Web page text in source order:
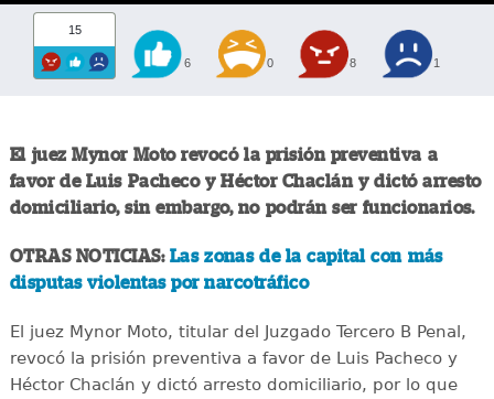
15
6 0 8 1
El juez Mynor Moto revocó la prisión preventiva a
favor de Luis Pacheco y Héctor Chaclán y dictó arresto
domiciliario, sin embargo, no podrán ser funcionarios.
OTRAS NOTICIAS: Las zonas de la capital con más
disputas violentas por narcotráfico
El juez Mynor Moto, titular del Juzgado Tercero B Penal,
revocó la prisión preventiva a favor de Luis Pacheco y
Héctor Chaclán y dictó arresto domiciliario, por lo que